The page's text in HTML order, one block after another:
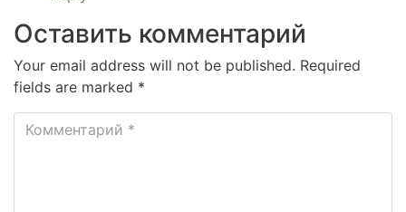
Оставить комментарий
Your email address will not be published. Required
fields are marked *